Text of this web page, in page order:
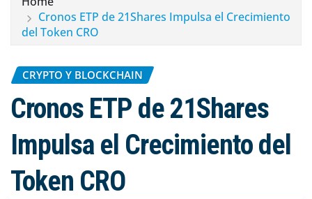
Cronos ETP de 21Shares Impulsa el Crecimiento
del Token CRO
CRYPTO Y BLOCKCHAIN
Cronos ETP de 21Shares
Impulsa el Crecimiento del
Token CRO